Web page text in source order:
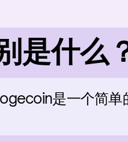
是什么
是一个简单